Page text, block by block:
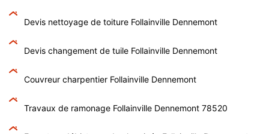
Devis nettoyage de toiture Follainville Dennemont
Devis changement de tuile Follainville Dennemont
Couvreur charpentier Follainville Dennemont
Travaux de ramonage Follainville Dennemont 78520